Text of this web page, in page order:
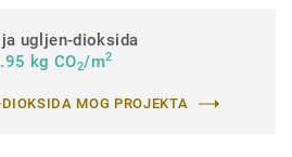
ugljen-dioksida
kg CO2/m2
MOG PROJEKTA